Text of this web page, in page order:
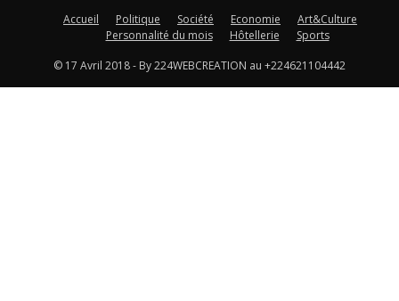
Accueil Politique Société Economie
Art&Culture
Personnalité du mois
Hôtellerie
Sports
© 17 Avril 2018 - By 224WEBCREATION au +224621104442